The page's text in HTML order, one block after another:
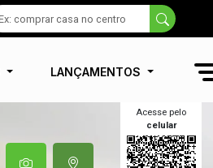
LANÇAMENTOS
Acesse pelo
celular